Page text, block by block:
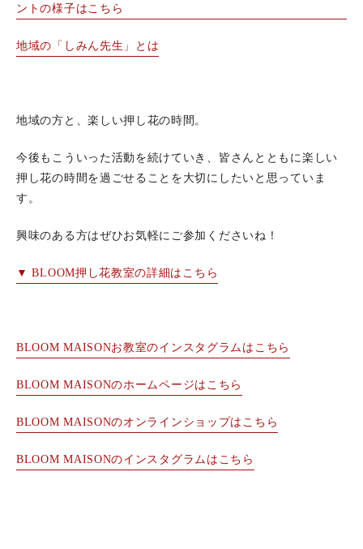
ントの様子はこちら
地域の「しみん先生」とは
地域の方と、楽しい押し花の時間。
今後もこういった活動を続けていき、皆さんとともに楽しい
押し花の時間を過ごせることを大切にしたいと思っていま
す。
興味のある方はぜひお気軽にご参加くださいね！
▼ BLOOM押し花教室の詳細はこちら
BLOOM MAISONお教室のインスタグラムはこちら
BLOOM MAISONのホームページはこちら
BLOOM MAISONのオンラインショップはこちら
BLOOM MAISONのインスタグラムはこちら